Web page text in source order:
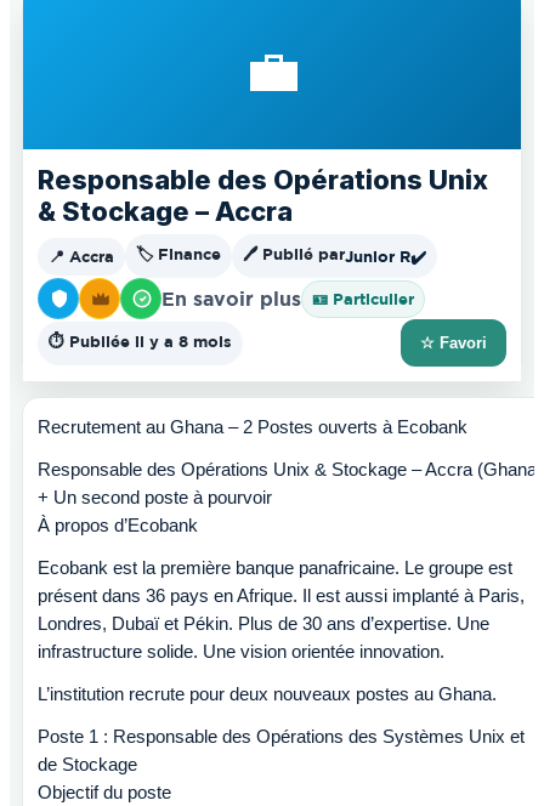
💼
Responsable des Opérations Unix
& Stockage – Accra
📍 Accra 🏷️ Finance 🖊️ Publié parJunior R✔️
En savoir plus 🪪 Particulier
⏱️ Publiée il y a 8 mois ☆ Favori
Recrutement au Ghana – 2 Postes ouverts à Ecobank
Responsable des Opérations Unix & Stockage – Accra (Ghana)
+ Un second poste à pourvoir
À propos d’Ecobank
Ecobank est la première banque panafricaine. Le groupe est
présent dans 36 pays en Afrique. Il est aussi implanté à Paris,
Londres, Dubaï et Pékin. Plus de 30 ans d’expertise. Une
infrastructure solide. Une vision orientée innovation.
L’institution recrute pour deux nouveaux postes au Ghana.
Poste 1 : Responsable des Opérations des Systèmes Unix et
de Stockage
Objectif du poste